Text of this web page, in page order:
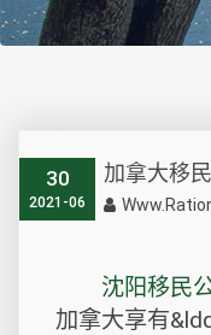
30
2021-06
加拿大移
沈阳移民
加拿大享有